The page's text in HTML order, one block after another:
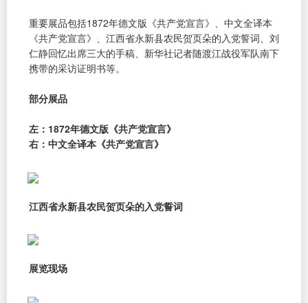
重要展品包括1872年德文版《共产党宣言》、中文全译本
《共产党宣言》、江西省永新县农民贺页朵的入党誓词、刘
仁静回忆出席三大的手稿、新华社记者随渡江战役军队南下
携带的采访证明书等。
部分展品
左：1872年德文版《共产党宣言》
右：中文全译本《共产党宣言》
江西省永新县农民贺页朵的入党誓词
展览现场